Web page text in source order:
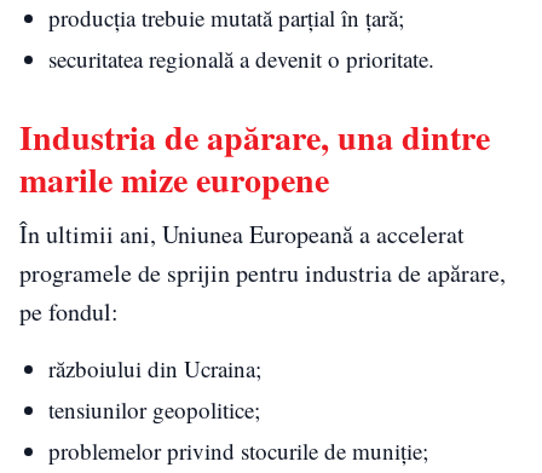
producția trebuie mutată parțial în țară;
securitatea regională a devenit o prioritate.
Industria de apărare, una dintre
marile mize europene
În ultimii ani, Uniunea Europeană a accelerat
programele de sprijin pentru industria de apărare,
pe fondul:
războiului din Ucraina;
tensiunilor geopolitice;
problemelor privind stocurile de muniție;